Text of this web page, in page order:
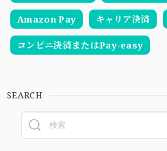
Amazon Pay キャリア決済
コンビニ決済またはPay-easy
SEARCH